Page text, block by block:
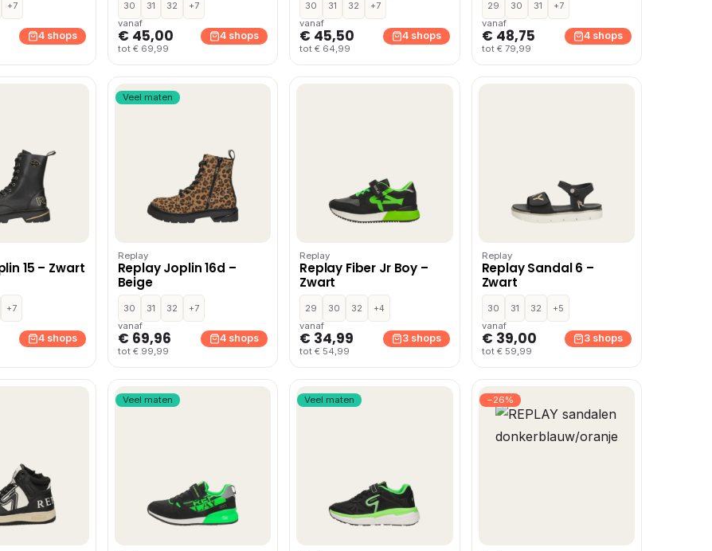
+7
4 shops
30 31 32
+7
vanaf
€ 45,00
tot € 69,99
4 shops
30 31 32
+7
vanaf
€ 45,50
tot € 64,99
4 shops
29 30 31
+7
vanaf
€ 48,75
tot € 79,99
4 shops
15 – Zwart
+7
4 shops
Veel maten
Replay
Replay Joplin 16d –
Beige
30 31 32
+7
vanaf
€ 69,96
tot € 99,99
4 shops
Replay
Replay Fiber Jr Boy –
Zwart
29 30 32
+4
vanaf
€ 34,99
tot € 54,99
3 shops
Replay
Replay Sandal 6 –
Zwart
30 31 32
+5
vanaf
€ 39,00
tot € 59,99
3 shops
Veel maten Veel maten −26%